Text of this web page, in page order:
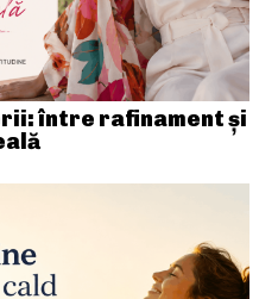
între rafinament și